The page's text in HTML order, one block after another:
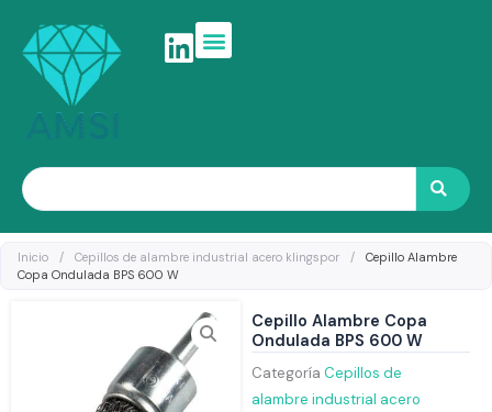
contenido
Search
Inicio / Cepillos de alambre industrial acero klingspor /
Cepillo Alambre
Copa Ondulada BPS 600 W
Cepillo Alambre Copa
Ondulada BPS 600 W
Categoría Cepillos de
alambre industrial acero